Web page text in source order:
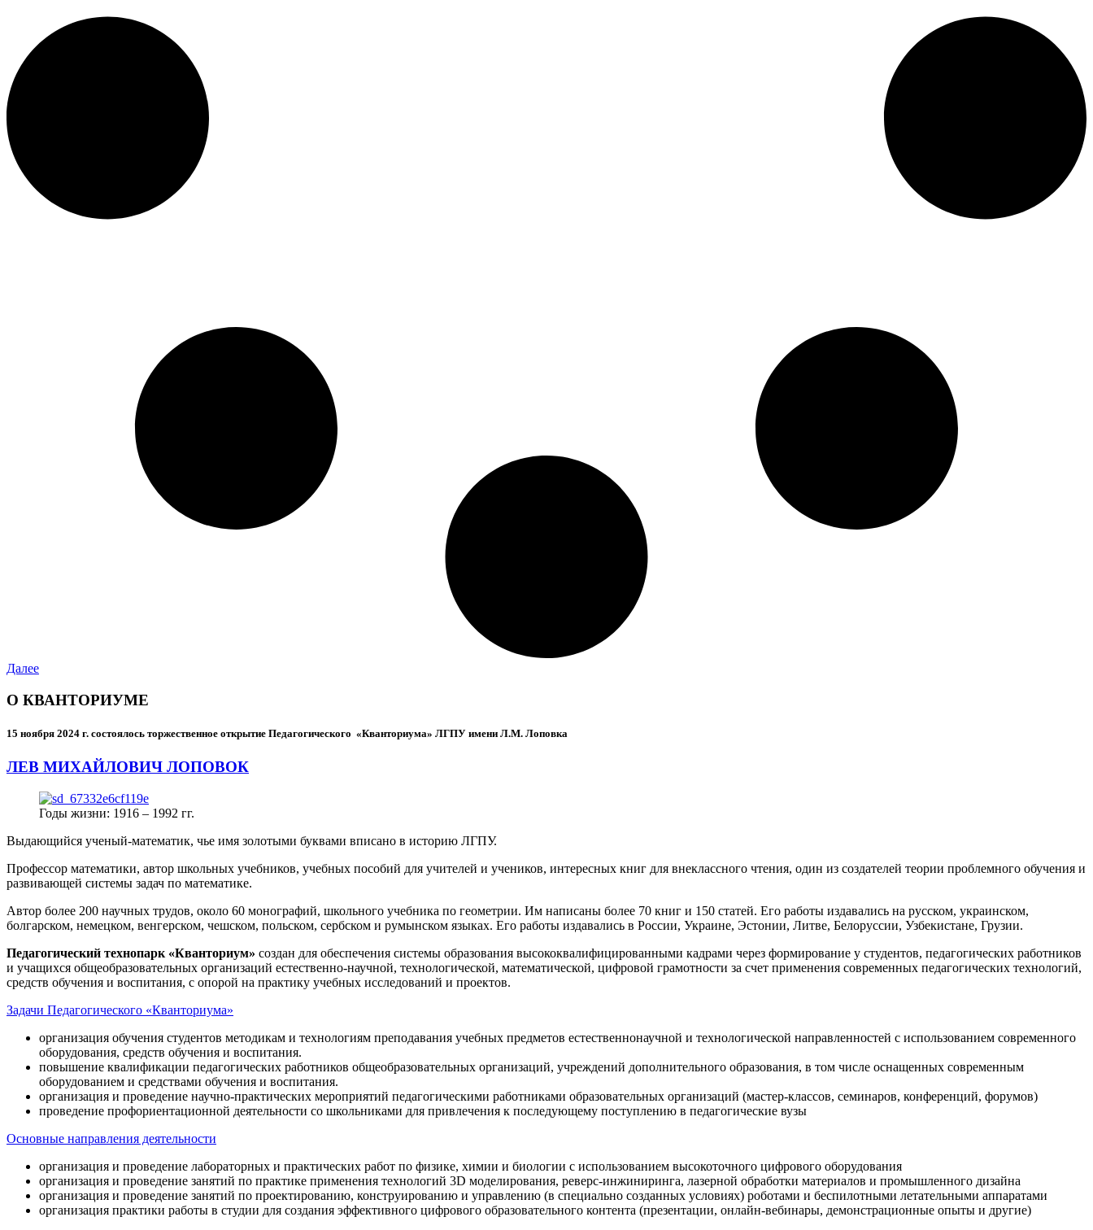
Далее
О КВАНТОРИУМЕ
15 ноября 2024 г. состоялось торжественное открытие Педагогического «Кванториума» ЛГПУ имени Л.М. Лоповка
ЛЕВ МИХАЙЛОВИЧ ЛОПОВОК
Годы жизни: 1916 – 1992 гг.
Выдающийся ученый-математик, чье имя золотыми буквами вписано в историю ЛГПУ.
Профессор математики, автор школьных учебников, учебных пособий для учителей и учеников, интересных книг для внеклассного чтения, один из создателей теории проблемного обучения и
развивающей системы задач по математике.
Автор более 200 научных трудов, около 60 монографий, школьного учебника по геометрии. Им написаны более 70 книг и 150 статей. Его работы издавались на русском, украинском,
болгарском, немецком, венгерском, чешском, польском, сербском и румынском языках. Его работы издавались в России, Украине, Эстонии, Литве, Белоруссии, Узбекистане, Грузии.
Педагогический технопарк «Кванториум» создан для обеспечения системы образования высококвалифицированными кадрами через формирование у студентов, педагогических работников
и учащихся общеобразовательных организаций естественно-научной, технологической, математической, цифровой грамотности за счет применения современных педагогических технологий,
средств обучения и воспитания, с опорой на практику учебных исследований и проектов.
Задачи Педагогического «Кванториума»
организация обучения студентов методикам и технологиям преподавания учебных предметов естественнонаучной и технологической направленностей с использованием современного
оборудования, средств обучения и воспитания.
повышение квалификации педагогических работников общеобразовательных организаций, учреждений дополнительного образования, в том числе оснащенных современным
оборудованием и средствами обучения и воспитания.
организация и проведение научно-практических мероприятий педагогическими работниками образовательных организаций (мастер-классов, семинаров, конференций, форумов)
проведение профориентационной деятельности со школьниками для привлечения к последующему поступлению в педагогические вузы
Основные направления деятельности
организация и проведение лабораторных и практических работ по физике, химии и биологии с использованием высокоточного цифрового оборудования
организация и проведение занятий по практике применения технологий 3D моделирования, реверс-инжиниринга, лазерной обработки материалов и промышленного дизайна
организация и проведение занятий по проектированию, конструированию и управлению (в специально созданных условиях) роботами и беспилотными летательными аппаратами
организация практики работы в студии для создания эффективного цифрового образовательного контента (презентации, онлайн-вебинары, демонстрационные опыты и другие)